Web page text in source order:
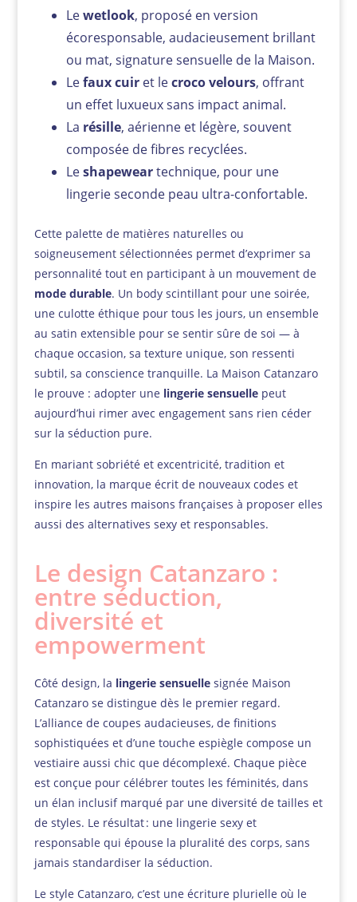
Lewetlook, proposé en version
écoresponsable, audacieusement brillant
ou mat, signature sensuelle de la Maison.
Lefaux cuiret lecroco velours, offrant
un effet luxueux sans impact animal.
La résille, aérienne et légère, souvent
composée de fibres recyclées.
Leshapeweartechnique, pour une
lingerie seconde peau ultra-confortable.
Cette palette de matières naturelles ou
soigneusement sélectionnées permet d’exprimer sa
personnalité tout en participant à un mouvement de
mode durable. Un body scintillant pour une soirée,
une culotte éthique pour tous les jours, un ensemble
au satin extensible pour se sentir sûre de soi — à
chaque occasion, sa texture unique, son ressenti
subtil, sa conscience tranquille. La Maison Catanzaro
le prouve : adopter une lingerie sensuellepeut
aujourd’hui rimer avec engagement sans rien céder
sur la séduction pure.
En mariant sobriété et excentricité, tradition et
innovation, la marque écrit de nouveaux codes et
inspire les autres maisons françaises à proposer elles
aussi des alternatives sexy et responsables.
Le design Catanzaro :
entre séduction,
diversité et
empowerment
Côté design, la lingerie sensuellesignée Maison
Catanzaro se distingue dès le premier regard.
L’alliance de coupes audacieuses, de finitions
sophistiquées et d’une touche espiègle compose un
vestiaire aussi chic que décomplexé. Chaque pièce
est conçue pour célébrer toutes les féminités, dans
un élan inclusif marqué par une diversité de tailles et
de styles. Le résultat : une lingerie sexy et
responsable qui épouse la pluralité des corps, sans
jamais standardiser la séduction.
Le style Catanzaro, c’est une écriture plurielle où le